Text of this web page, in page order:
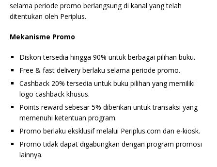
selama periode promo berlangsung di kanal yang telah
ditentukan oleh Periplus.
Mekanisme Promo
Diskon tersedia hingga 90% untuk berbagai pilihan buku.
Free & fast delivery berlaku selama periode promo.
Cashback 20% tersedia untuk buku pilihan yang memiliki
logo cashback khusus.
Points reward sebesar 5% diberikan untuk transaksi yang
memenuhi ketentuan program.
Promo berlaku eksklusif melalui Periplus.com dan e-kiosk.
Promo tidak dapat digabungkan dengan program promosi
lainnya.